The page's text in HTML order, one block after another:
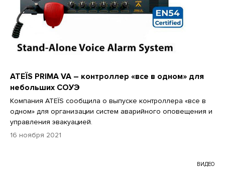
ATEÏS PRIMA VA – контроллер «все в одном» для
небольших СОУЭ
Компания ATEÏS сообщила о выпуске контроллера «все в
одном» для организации систем аварийного оповещения и
управления эвакуацией.
16 ноября 2021
ВИДЕО